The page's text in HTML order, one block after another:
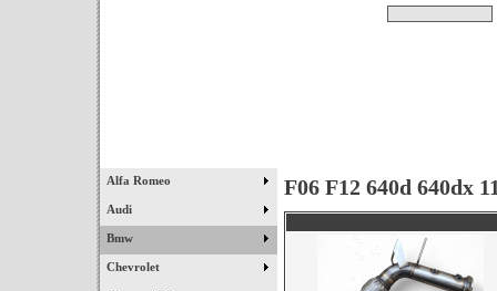
Alfa Romeo
Audi
Bmw
Chevrolet
F06 F12 640d 640dx